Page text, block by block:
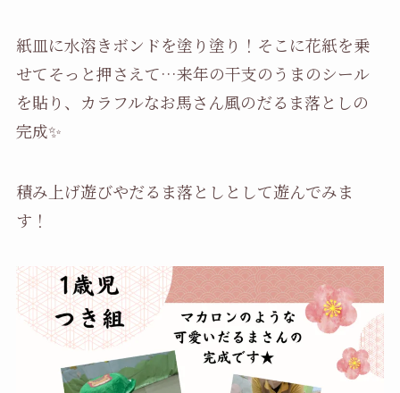
紙皿に水溶きボンドを塗り塗り！そこに花紙を乗
せてそっと押さえて…来年の干支のうまのシール
を貼り、カラフルなお馬さん風のだるま落としの
完成✨
積み上げ遊びやだるま落としとして遊んでみま
す！